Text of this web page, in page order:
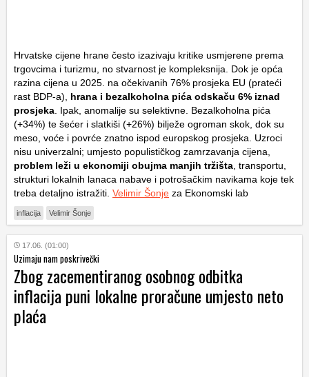
Hrvatske cijene hrane često izazivaju kritike usmjerene prema
trgovcima i turizmu, no stvarnost je kompleksnija. Dok je opća
razina cijena u 2025. na očekivanih 76% prosjeka EU (prateći
rast BDP-a), hrana i bezalkoholna pića odskaču 6% iznad
prosjeka . Ipak, anomalije su selektivne. Bezalkoholna pića
(+34%) te šećer i slatkiši (+26%) bilježe ogroman skok, dok su
meso, voće i povrće znatno ispod europskog prosjeka. Uzroci
nisu univerzalni; umjesto populističkog zamrzavanja cijena,
problem leži u ekonomiji obujma manjih tržišta , transportu,
strukturi lokalnih lanaca nabave i potrošačkim navikama koje tek
treba detaljno istražiti. Velimir Šonje za Ekonomski lab
inflacija Velimir Šonje
17.06. (01:00)
Uzimaju nam poskrivečki
Zbog zacementiranog osobnog odbitka
inflacija puni lokalne proračune umjesto neto
plaća